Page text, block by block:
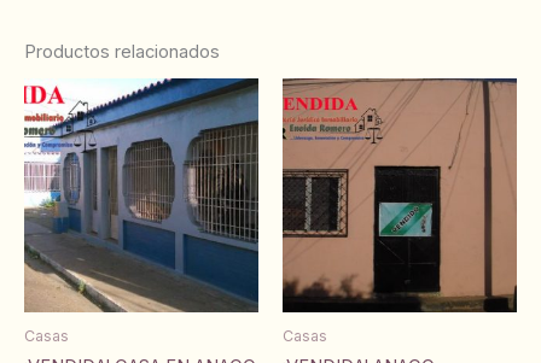
Productos relacionados
Casas Casas